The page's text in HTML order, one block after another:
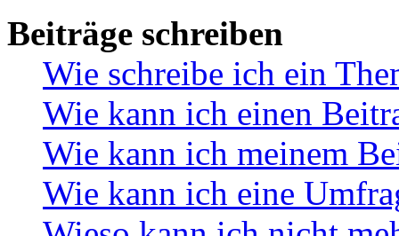
Beiträge schreiben
Wie schreibe ich ein
Wie kann ich einen
Wie kann ich meinem
Wie kann ich eine